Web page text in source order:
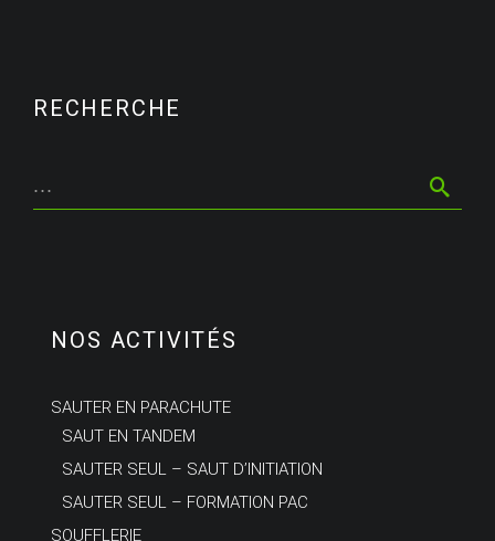
RECHERCHE
NOS ACTIVITÉS
SAUTER EN PARACHUTE
SAUT EN TANDEM
SAUTER SEUL – SAUT D’INITIATION
SAUTER SEUL – FORMATION PAC
SOUFFLERIE